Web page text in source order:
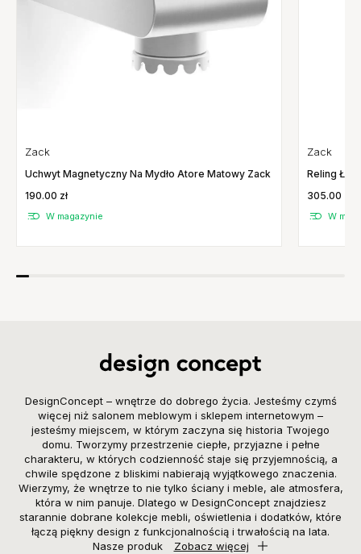
Zack
Uchwyt Magnetyczny Na Mydło Atore Matowy Zack
190.00 zł
W magazynie
Zack
Reling
305.00 zł
W
DesignConcept – wnętrze do dobrego życia. Jesteśmy czymś
więcej niż salonem meblowym i sklepem internetowym –
jesteśmy miejscem, w którym zaczyna się historia Twojego
domu. Tworzymy przestrzenie ciepłe, przyjazne i pełne
charakteru, w których codzienność staje się przyjemnością, a
chwile spędzone z bliskimi nabierają wyjątkowego znaczenia.
Wierzymy, że wnętrze to nie tylko ściany i meble, ale atmosfera,
która w nim panuje. Dlatego w DesignConcept znajdziesz
starannie dobrane kolekcje mebli, oświetlenia i dodatków, które
łączą piękny design z funkcjonalnością i trwałością na lata.
Nasze produk
Zobacz więcej